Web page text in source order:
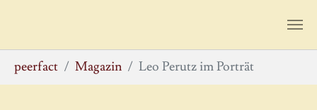
Zum Hauptinhalt springen
Sie sind hier:
peerfact Magazin Leo Perutz im Porträt